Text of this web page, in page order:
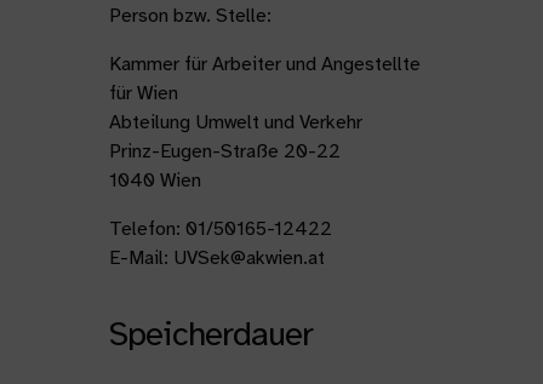
Person bzw. Stelle:
Kammer für Arbeiter und Angestellte
für Wien
Abteilung Umwelt und Verkehr
Prinz-Eugen-Straße 20-22
1040 Wien
Telefon: 01/50165-12422
E-Mail: UVSek@akwien.at
Speicherdauer